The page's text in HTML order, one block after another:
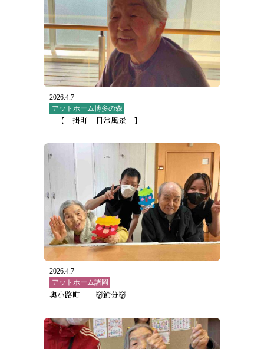
2026.4.7
アットホーム博多の森
【 掛町 日常風景 】
2026.4.7
アットホーム諸岡
奥小路町 👹節分👹